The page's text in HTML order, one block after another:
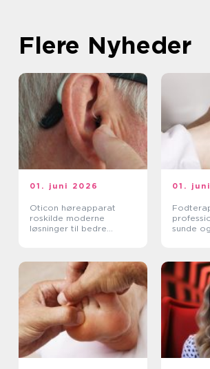
Flere Nyheder
01. juni 2026
Oticon høreapparat
roskilde moderne
løsninger til bedre
01.
sunde